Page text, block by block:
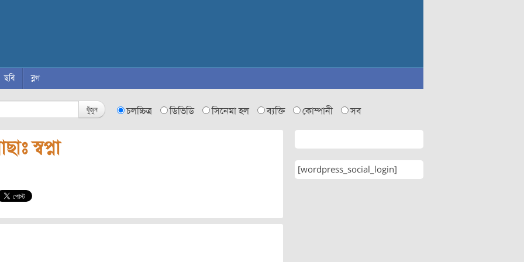
ছবি ব্লগ
খুঁজুন চলচ্চিত্র ডিভিডি সিনেমা হল ব্যক্তি কোম্পানী সব
স্বপ্না
[wordpress_social_login]